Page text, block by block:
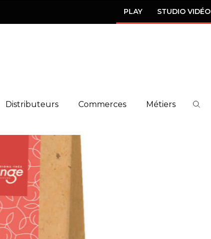
PLAY STUDIO VIDÉO
Distributeurs Commerces Métiers